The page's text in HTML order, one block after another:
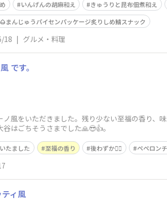
いんげんの胡麻和え きゅうりと昆布佃煮和え
まんじゅうパイセンパッケージ炙りしめ鯖スナック
18 | グルメ・料理
です。
風をいただきました。残り少ない至福の香り、
はごちそうさまでした🙏😎👍。
たました 至福の香り 後わずか😮‍💨 ペペロン
ィ風